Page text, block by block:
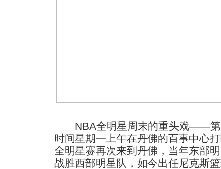
NBA全明星周末的重头戏——第
时间星期一上午在丹佛的百事中心
全明星赛再次来到丹佛，当年东部
战胜西部明星队，如今出任尼克斯